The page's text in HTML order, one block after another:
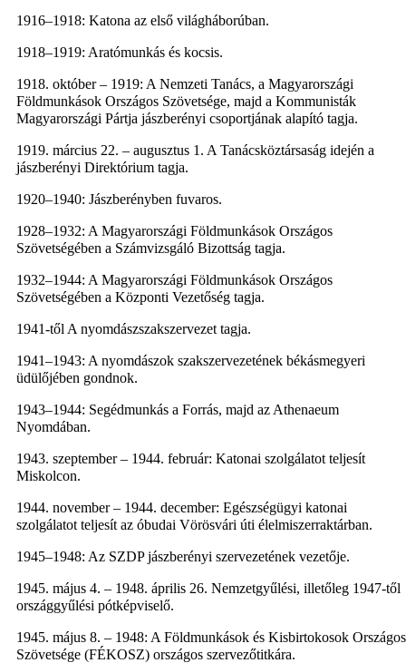
1916–1918: Katona az első világháborúban.
1918–1919: Aratómunkás és kocsis.
1918. október – 1919: A Nemzeti Tanács, a Magyarországi
Földmunkások Országos Szövetsége, majd a Kommunisták
Magyarországi Pártja jászberényi csoportjának alapító tagja.
1919. március 22. – augusztus 1. A Tanácsköztársaság idején a
jászberényi Direktórium tagja.
1920–1940: Jászberényben fuvaros.
1928–1932: A Magyarországi Földmunkások Országos
Szövetségében a Számvizsgáló Bizottság tagja.
1932–1944: A Magyarországi Földmunkások Országos
Szövetségében a Központi Vezetőség tagja.
1941-től A nyomdászszakszervezet tagja.
1941–1943: A nyomdászok szakszervezetének békásmegyeri
üdülőjében gondnok.
1943–1944: Segédmunkás a Forrás, majd az Athenaeum
Nyomdában.
1943. szeptember – 1944. február: Katonai szolgálatot teljesít
Miskolcon.
1944. november – 1944. december: Egészségügyi katonai
szolgálatot teljesít az óbudai Vörösvári úti élelmiszerraktárban.
1945–1948: Az SZDP jászberényi szervezetének vezetője.
1945. május 4. – 1948. április 26. Nemzetgyűlési, illetőleg 1947-től
országgyűlési pótképviselő.
1945. május 8. – 1948: A Földmunkások és Kisbirtokosok Országos
Szövetsége (FÉKOSZ) országos szervezőtitkára.